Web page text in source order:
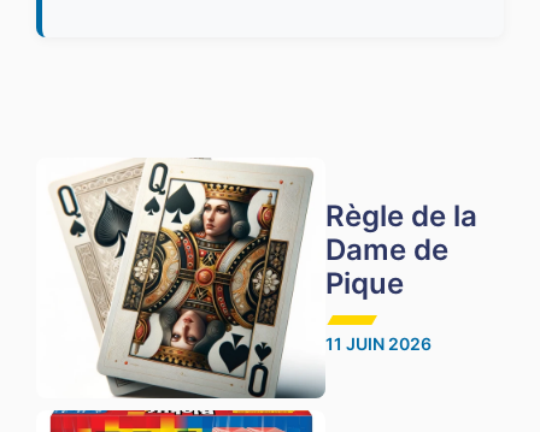
Règle de la
Dame de
Pique
11 JUIN 2026